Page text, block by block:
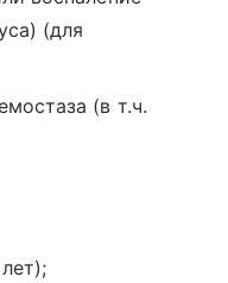
(для
(в т.ч.